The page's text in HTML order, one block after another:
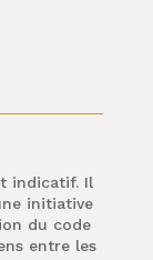
indicatif. Il
initiative
du code
entre les